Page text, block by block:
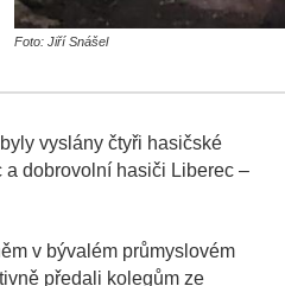
Foto: Jiří Snášel
vyslány čtyři hasičské
dobrovolní hasiči Liberec –
v bývalém průmyslovém
předali kolegům ze